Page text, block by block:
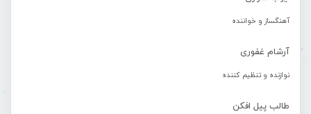
آهنگساز و خواننده
آرشام غفوری
نوازنده و تنظیم کننده
طالب پیل افکن